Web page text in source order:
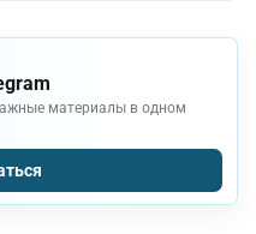
материалы в одном